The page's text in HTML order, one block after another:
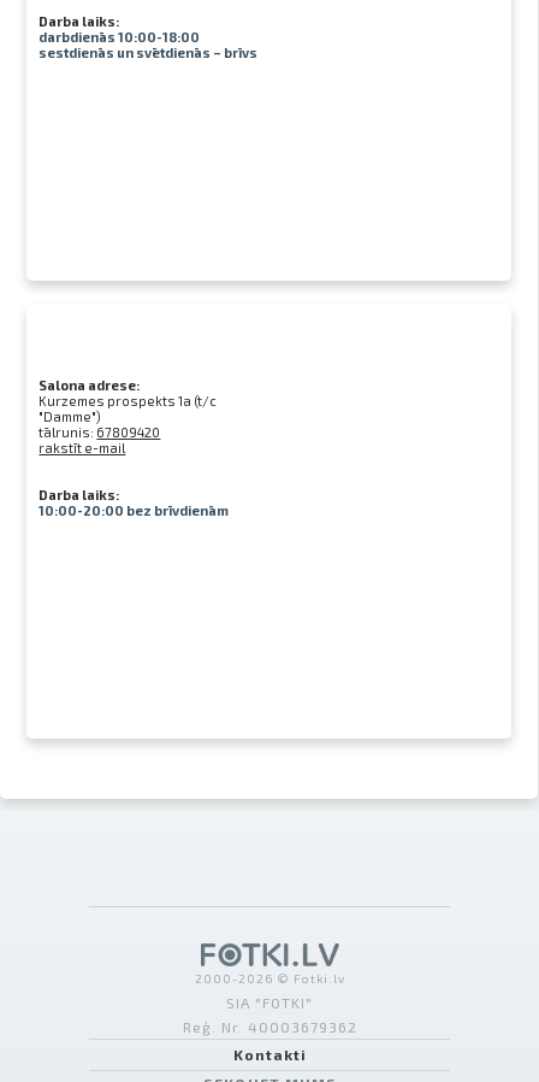
Darba laiks:
darbdienās 10:00-18:00
sestdienās un svētdienās – brīvs
Salona adrese:
Kurzemes prospekts 1a (t/c
"Damme")
tālrunis: 67809420
rakstīt e-mail
Darba laiks:
10:00-20:00 bez brīvdienām
2000-2026 © Fotki.lv
SIA "FOTKI"
Reģ. Nr. 40003679362
Kontakti